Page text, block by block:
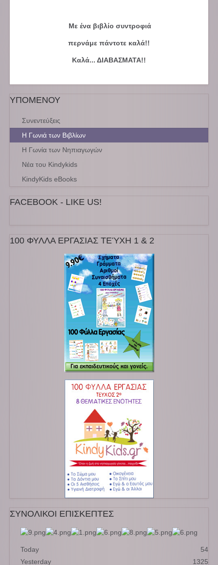
Με ένα βιβλίο συντροφιά
περνάμε πάντοτε καλά!!
Καλά... ΔΙΑΒΑΣΜΑΤΑ!!
ΥΠΟΜΕΝΟΥ
Συνεντεύξεις
Η Γωνιά των Βιβλίων
Η Γωνία των Νηπιαγωγών
Νέα του Kindykids
KindyKids eBooks
FACEBOOK - LIKE US!
100 ΦΥΛΛΑ ΕΡΓΑΣΙΑΣ ΤΕΎΧΗ 1 & 2
ΣΥΝΟΛΙΚΟΙ ΕΠΙΣΚΕΠΤΕΣ
Today
54
Yesterday
1325